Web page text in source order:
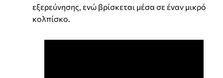
εξερεύνησης, ενώ βρίσκεται μέσα σε έναν μικρό
κολπίσκο.